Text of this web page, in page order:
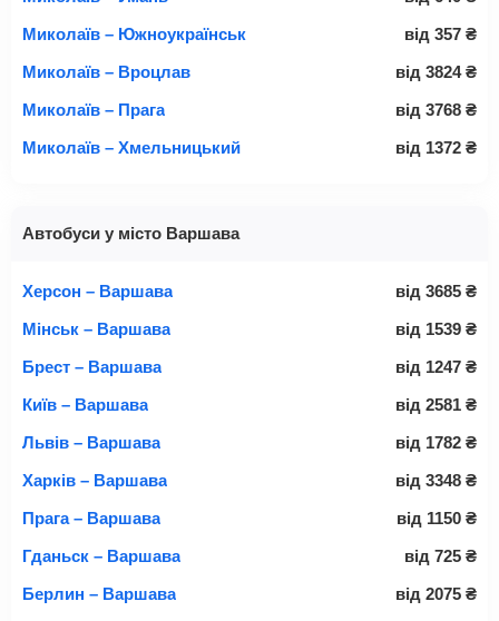
Миколаїв – Южноукраїнськ
від 357 ₴
Миколаїв – Вроцлав
від 3824 ₴
Миколаїв – Прага
від 3768 ₴
Миколаїв – Хмельницький
від 1372 ₴
Автобуси у місто Варшава
Херсон – Варшава від 3685 ₴
Мінськ – Варшава
від 1539 ₴
Брест – Варшава
від 1247 ₴
Київ – Варшава
від 2581 ₴
Львів – Варшава
від 1782 ₴
Харків – Варшава
від 3348 ₴
Прага – Варшава
від 1150 ₴
Гданьск – Варшава
від 725 ₴
Берлин – Варшава
від 2075 ₴